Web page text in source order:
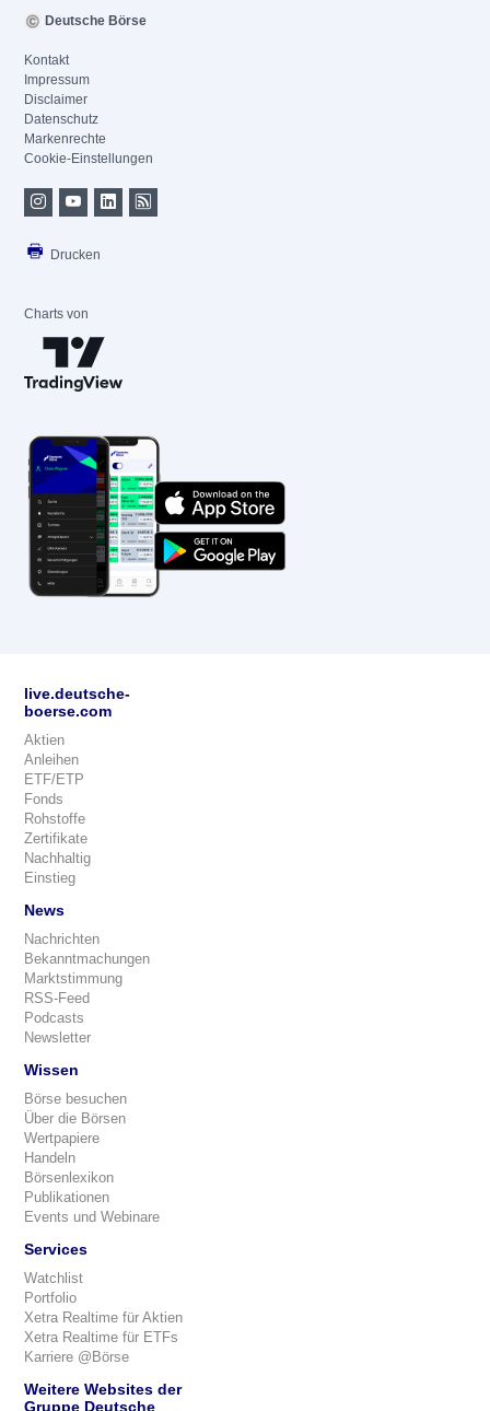
Deutsche Börse
Kontakt
Impressum
Disclaimer
Datenschutz
Markenrechte
Cookie-Einstellungen
Drucken
Charts von
live.deutsche-
boerse.com
Aktien
Anleihen
ETF/ETP
Fonds
Rohstoffe
Zertifikate
Nachhaltig
Einstieg
News
Nachrichten
Bekanntmachungen
Marktstimmung
RSS-Feed
Podcasts
Newsletter
Wissen
Börse besuchen
Über die Börsen
Wertpapiere
Handeln
Börsenlexikon
Publikationen
Events und Webinare
Services
Watchlist
Portfolio
Xetra Realtime für Aktien
Xetra Realtime für ETFs
Karriere @Börse
Weitere Websites der
Gruppe Deutsche